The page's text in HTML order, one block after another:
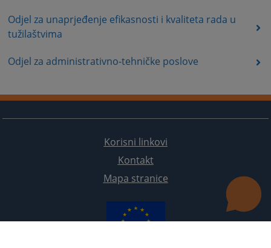
Odjel za unaprjeđenje efikasnosti i kvaliteta rada u
tužilaštvima
Odjel za administrativno-tehničke poslove
Korisni linkovi
Kontakt
Mapa stranice